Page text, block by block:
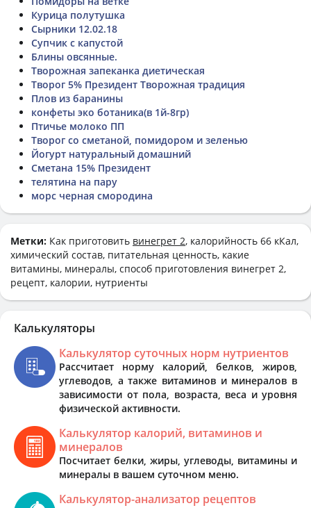
Курица полутушка
Сырники 12.02.18
Супчик с капустой
Блины овсянные.
Творожная запеканка диетическая
Творог 5% Президент Творожная традиция
Плов из баранины
конфеты эко ботаника(в 1й-8гр)
Птичье молоко ПП
Творог со сметаной, помидором и зеленью
Йогурт натуральный домашний
Сметана 15% Президент
телятина на пару
морс черная смородина
Метки: Как приготовить винегрет 2, калорийность 66 кКал,
химический состав, питательная ценность, какие
витамины, минералы, способ приготовления винегрет 2,
рецепт, калории, нутриенты
Калькуляторы
Калькулятор суточных норм нутриентов
Рассчитает норму калорий, белков, жиров,
углеводов, а также витаминов и минералов в
зависимости от пола, возраста, веса и уровня
физической активности.
Калькулятор калорий, витаминов и
минералов
Посчитает белки, жиры, углеводы, витамины и
минералы в вашем суточном меню.
Калькулятор-анализатор рецептов